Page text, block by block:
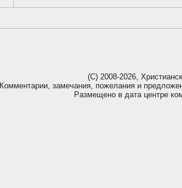
(С) 2008-2026,
Комментарии, замечания, пожелания и
Размещено в дата центре